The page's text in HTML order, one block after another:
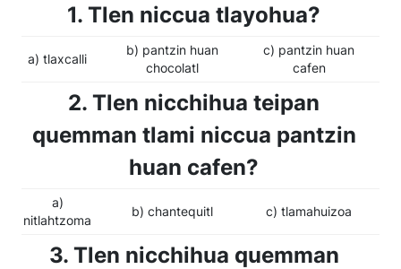
1. Tlen niccua tlayohua?
a) tlaxcalli
b) pantzin huan
chocolatl
c) pantzin huan
cafen
2. Tlen nicchihua teipan
quemman tlami niccua pantzin
huan cafen?
a)
nitlahtzoma
b) chantequitl c) tlamahuizoa
3. Tlen nicchihua quemman